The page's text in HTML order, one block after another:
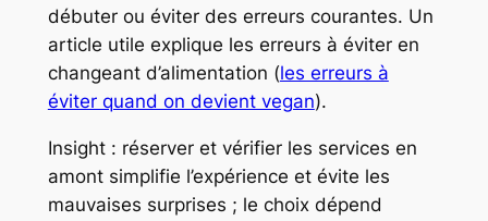
débuter ou éviter des erreurs courantes. Un
article utile explique les erreurs à éviter en
changeant d’alimentation (les erreurs à
éviter quand on devient vegan).
Insight : réserver et vérifier les services en
amont simplifie l’expérience et évite les
mauvaises surprises ; le choix dépend